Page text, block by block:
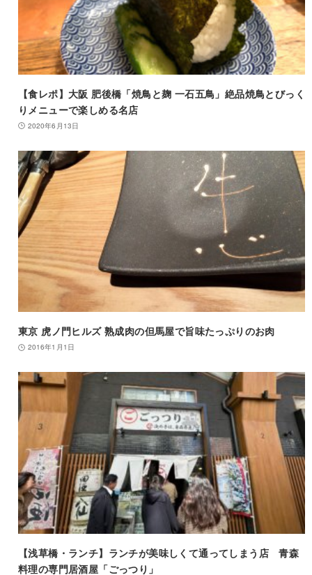
【食レポ】大阪 肥後橋「焼鳥と麹 一石五鳥」絶品焼鳥とびっく
りメニューで楽しめる名店
2020年6月13日
東京 虎ノ門ヒルズ 熟成肉の但馬屋で旨味たっぷりのお肉
2016年1月1日
【浅草橋・ランチ】ランチが美味しくて通ってしまう店 青森
料理の専門居酒屋「ごっつり」